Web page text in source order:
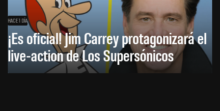
HACE 1 DÍA
¡Es oficial! Jim Carrey protagonizará el
live-action de Los Supersónicos